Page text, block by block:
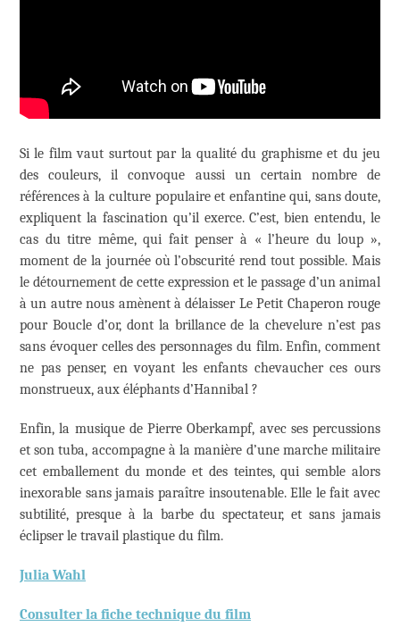
Si le film vaut surtout par la qualité du graphisme et du jeu
des couleurs, il convoque aussi un certain nombre de
références à la culture populaire et enfantine qui, sans doute,
expliquent la fascination qu’il exerce. C’est, bien entendu, le
cas du titre même, qui fait penser à « l’heure du loup »,
moment de la journée où l’obscurité rend tout possible. Mais
le détournement de cette expression et le passage d’un animal
à un autre nous amènent à délaisser Le Petit Chaperon rouge
pour Boucle d’or, dont la brillance de la chevelure n’est pas
sans évoquer celles des personnages du film. Enfin, comment
ne pas penser, en voyant les enfants chevaucher ces ours
monstrueux, aux éléphants d’Hannibal ?
Enfin, la musique de Pierre Oberkampf, avec ses percussions
et son tuba, accompagne à la manière d’une marche militaire
cet emballement du monde et des teintes, qui semble alors
inexorable sans jamais paraître insoutenable. Elle le fait avec
subtilité, presque à la barbe du spectateur, et sans jamais
éclipser le travail plastique du film.
Julia Wahl
Consulter la fiche technique du film